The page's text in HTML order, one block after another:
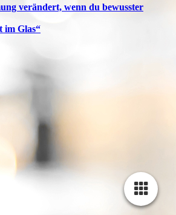
verändert, wenn du bewusster
im Glas“